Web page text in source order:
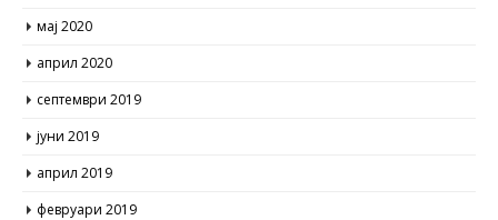
мај 2020
април 2020
септември 2019
јуни 2019
април 2019
февруари 2019